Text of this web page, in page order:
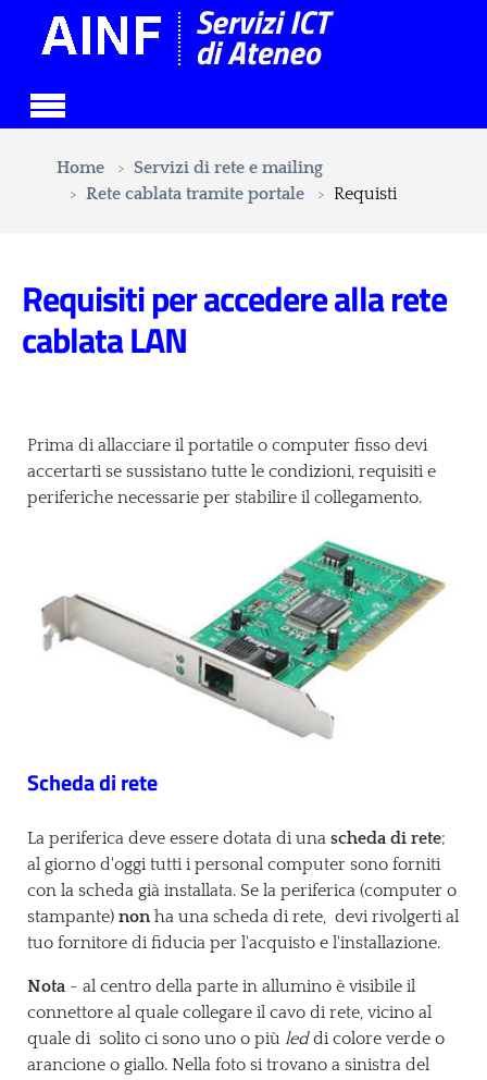
Home
Servizi di rete e mailing
Rete cablata tramite portale
Requisti
Requisiti per accedere alla rete
cablata LAN
Prima di allacciare il portatile o computer fisso devi
accertarti se sussistano tutte le condizioni, requisiti e
periferiche necessarie per stabilire il collegamento.
Scheda di rete
La periferica deve essere dotata di unascheda di rete;
al giorno d'oggi tutti i personal computer sono forniti
con la scheda già installata. Se la periferica (computer o
stampante) non ha una scheda di rete, devi rivolgerti al
tuo fornitore di fiducia per l'acquisto e l'installazione.
Nota- al centro della parte in allumino è visibile il
connettore al quale collegare il cavo di rete, vicino al
quale di solito ci sono uno o più leddi colore verde o
arancione o giallo. Nella foto si trovano a sinistra del